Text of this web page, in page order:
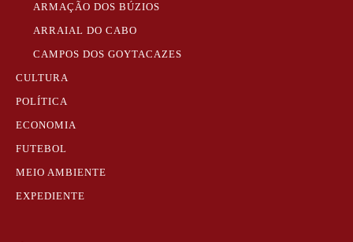
ARMAÇÃO DOS BÚZIOS
ARRAIAL DO CABO
CAMPOS DOS GOYTACAZES
CULTURA
POLÍTICA
ECONOMIA
FUTEBOL
MEIO AMBIENTE
EXPEDIENTE